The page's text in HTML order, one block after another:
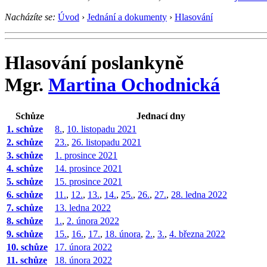
Nacházíte se: Úvod › Jednání a dokumenty › Hlasování
Hlasování poslankyně
Mgr. Martina Ochodnická
Schůze
Jednací dny
1. schůze
8., 10. listopadu 2021
2. schůze
23., 26. listopadu 2021
3. schůze
1. prosince 2021
4. schůze
14. prosince 2021
5. schůze
15. prosince 2021
6. schůze
11., 12., 13., 14., 25., 26., 27., 28. ledna 2022
7. schůze
13. ledna 2022
8. schůze
1., 2. února 2022
9. schůze
15., 16., 17., 18. února, 2., 3., 4. března 2022
10. schůze
17. února 2022
11. schůze
18. února 2022